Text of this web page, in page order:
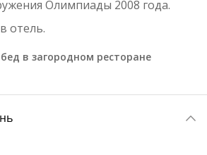
Олимпиады 2008 года.
отель.
в загородном ресторане